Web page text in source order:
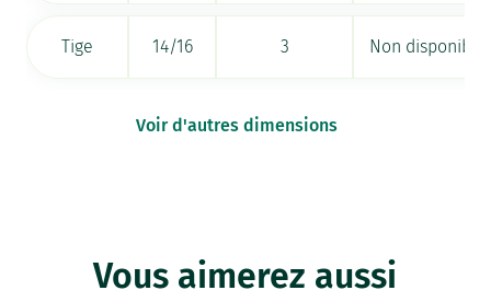
Tige 14/16 3 Non disponible
Voir d'autres dimensions
Vous aimerez aussi